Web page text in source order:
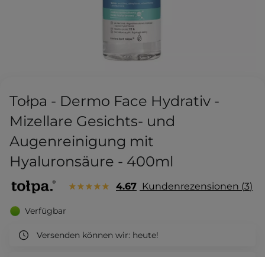
Tołpa - Dermo Face Hydrativ -
Mizellare Gesichts- und
Augenreinigung mit
Hyaluronsäure - 400ml
4.67 Kundenrezensionen 3
Verfügbar
Versenden können wir: heute!